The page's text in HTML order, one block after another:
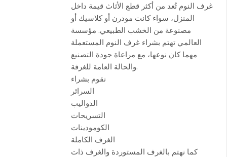
غرف النوم تُعد من أكثر قطع الأثاث قيمة داخل
المنزل، سواء كانت مودرن أو كلاسيك أو
مصنوعة من الخشب الطبيعي. مؤسسة
العالمي تهتم بشراء غرف النوم المستعملة
مهما كان نوعها، مع مراعاة جودة التصنيع
والحالة العامة للغرفة.
نقوم بشراء
السرائر
الدواليب
التسريحات
الكومودينات
الغرف الكاملة
كما نهتم بالغرف المستوردة والغرف ذات